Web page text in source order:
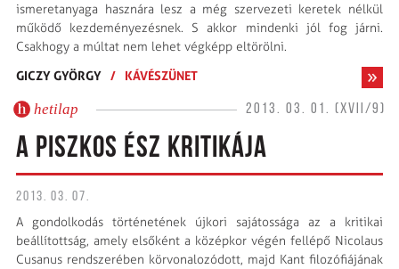
ismeretanyaga hasznára lesz a még szervezeti keretek nélkül
működő kezdeményezésnek. S akkor mindenki jól fog járni.
Csakhogy a múltat nem lehet végképp eltörölni.
GICZY GYÖRGY / KÁVÉSZÜNET
hetilap 2013. 03. 01. (XVII/9)
A PISZKOS ÉSZ KRITIKÁJA
2013. 03. 07.
A gondolkodás történetének újkori sajátossága az a kritikai
beállítottság, amely elsőként a középkor végén fellépő Nicolaus
Cusanus rendszerében körvonalozódott, majd Kant filozófiájának